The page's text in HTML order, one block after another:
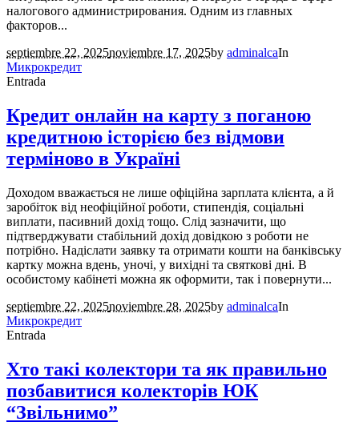
налогового администрирования. Одним из главных
факторов...
septiembre 22, 2025noviembre 17, 2025by adminalcaIn
Микрокредит
Entrada
Кредит онлайн на карту з поганою
кредитною історією без відмови
терміново в Україні
Доходом вважається не лише офіційна зарплата клієнта, а й
заробіток від неофіційної роботи, стипендія, соціальні
виплати, пасивний дохід тощо. Слід зазначити, що
підтверджувати стабільний дохід довідкою з роботи не
потрібно. Надіслати заявку та отримати кошти на банківську
картку можна вдень, уночі, у вихідні та святкові дні. В
особистому кабінеті можна як оформити, так і повернути...
septiembre 22, 2025noviembre 28, 2025by adminalcaIn
Микрокредит
Entrada
Хто такі колектори та як правильно
позбавитися колекторів ЮК
“Звільнимо”